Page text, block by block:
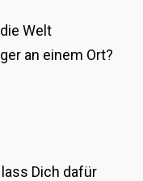
Welt
an einem Ort?
Dich dafür